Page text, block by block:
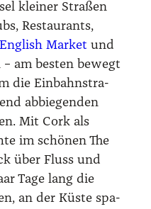
klei­ner Stra­ßen
Restau­rants,
Eng­lish Mar­ket und
am bes­ten bewegt
die Ein­bahn­stra­
abbie­gen­den
Mit Cork als
im schö­nen The
über Fluss und
Tage lang die
an der Küs­te spa­